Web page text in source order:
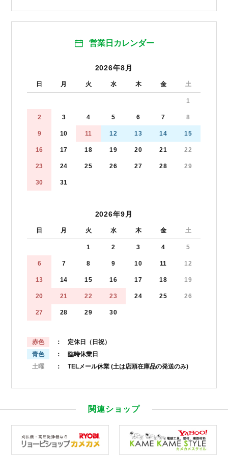
営業日カレンダー
2026年8月
日 月 火 水 木 金 土
1
2 3 4 5 6 7 8
9 10 11 12 13 14 15
16 17 18 19 20 21 22
23 24 25 26 27 28 29
30 31
2026年9月
日 月 火 水 木 金 土
1 2 3 4 5
6 7 8 9 10 11 12
13 14 15 16 17 18 19
20 21 22 23 24 25 26
27 28 29 30
赤色
： 定休日（日祝）
青色
： 臨時休業日
土曜
： TELメール休業 (土は店頭在庫品の発送のみ)
関連ショップ